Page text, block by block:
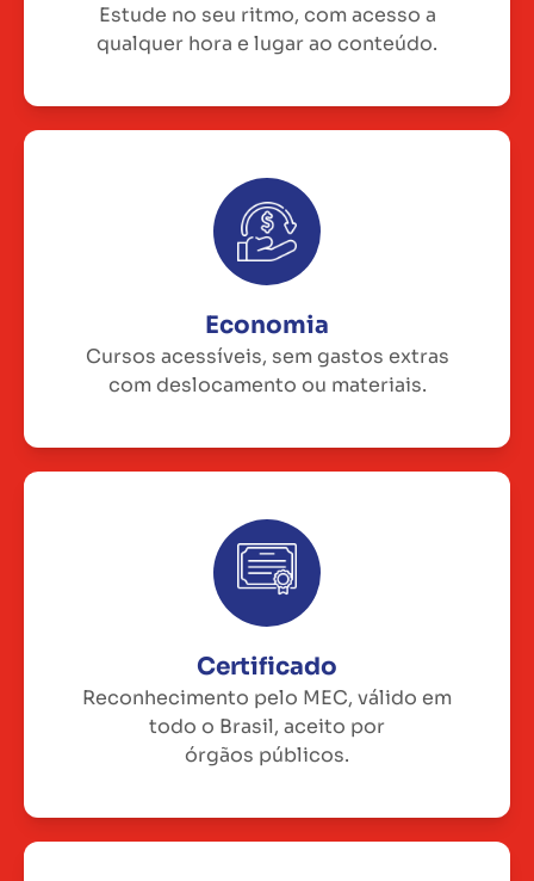
Estude no seu ritmo, com acesso a
qualquer hora e lugar ao conteúdo.
Economia
Cursos acessíveis, sem gastos extras
com deslocamento ou materiais.
Certificado
Reconhecimento pelo MEC, válido em
todo o Brasil, aceito por
órgãos públicos.